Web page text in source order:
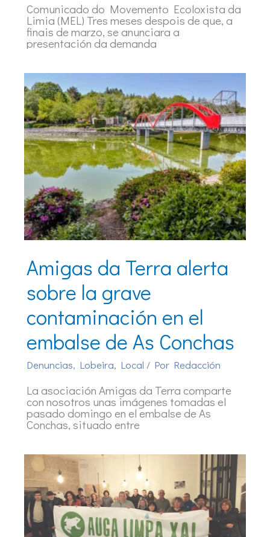
Comunicado do Movemento Ecoloxista da
Limia (MEL) Tres meses despois de que, a
finais de marzo, se anunciara a
presentación da demanda
Amigas da Terra alerta
sobre la grave
contaminación en el
embalse de As Conchas
Denuncias, Lobeira, Local / Por Redacción
La asociación Amigas da Terra comparte
con nosotros unas imágenes tomadas el
pasado domingo en el embalse de As
Conchas, situado entre